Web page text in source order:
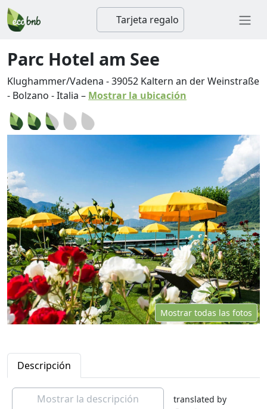
Tarjeta regalo
Parc Hotel am See
Klughammer/Vadena -39052 Kaltern an der Weinstraße
- Bolzano -Italia – Mostrar la ubicación
Mostrar todas las fotos
Descripción
Mostrar la descripción
translated by